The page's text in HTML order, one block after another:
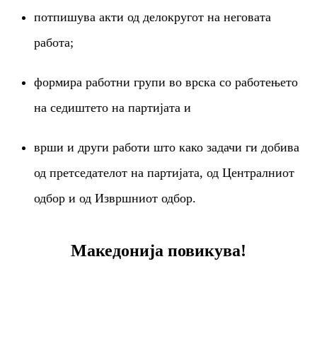
потпишува акти од делокругот на неговата
работа;
формира работни групи во врска со работењето
на седиштето на партијата и
врши и други работи што како задачи ги добива
од претседателот на партијата, од Централниот
одбор и од Извршниот одбор.
Македонија повикува!